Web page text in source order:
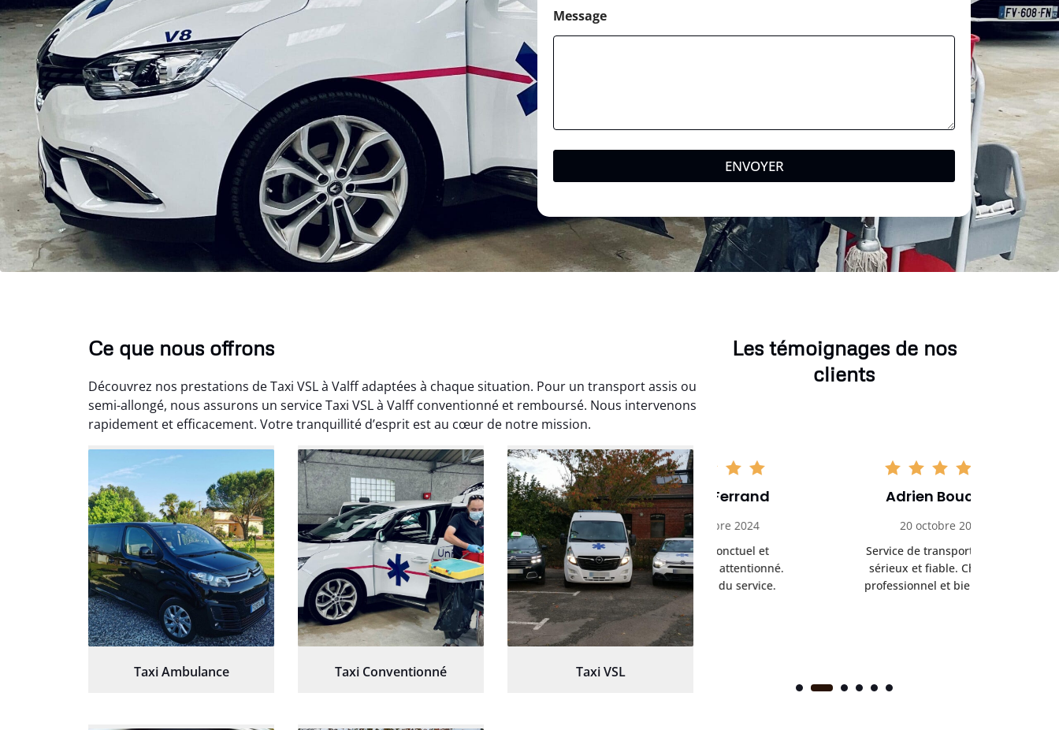
Message
ENVOYER
Ce que nous offrons
Découvrez nos prestations de Taxi VSL à Valff adaptées à chaque situation. Pour un transport assis ou
semi-allongé, nous assurons un service Taxi VSL à Valff conventionné et remboursé. Nous intervenons
rapidement et efficacement. Votre tranquillité d’esprit est au cœur de notre mission.
Taxi Ambulance Taxi Conventionné Taxi VSL
Les témoignages de nos
clients
Arnaud Deschamps
30 janvier 2025
Très satisfait du transport,
tout s’est bien déroulé.
Chauffeur à l’écoute et
patient.
Jérémy Ferrand
8 septembre 2024
Transport ponctuel et
personnel très attentionné.
Très satisfait du service.
Adrien Bouchet
Service de transport médical
sérieux et fiable. Chauffeur
professionnel et bienveillant.